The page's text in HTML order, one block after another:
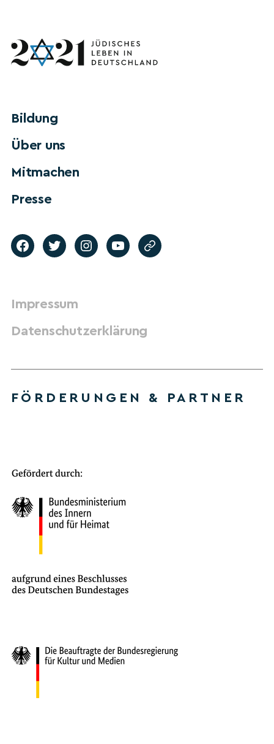
Bildung
Über uns
Mitmachen
Presse
Impressum
Datenschutzerklärung
FÖRDERUNGEN & PARTNER